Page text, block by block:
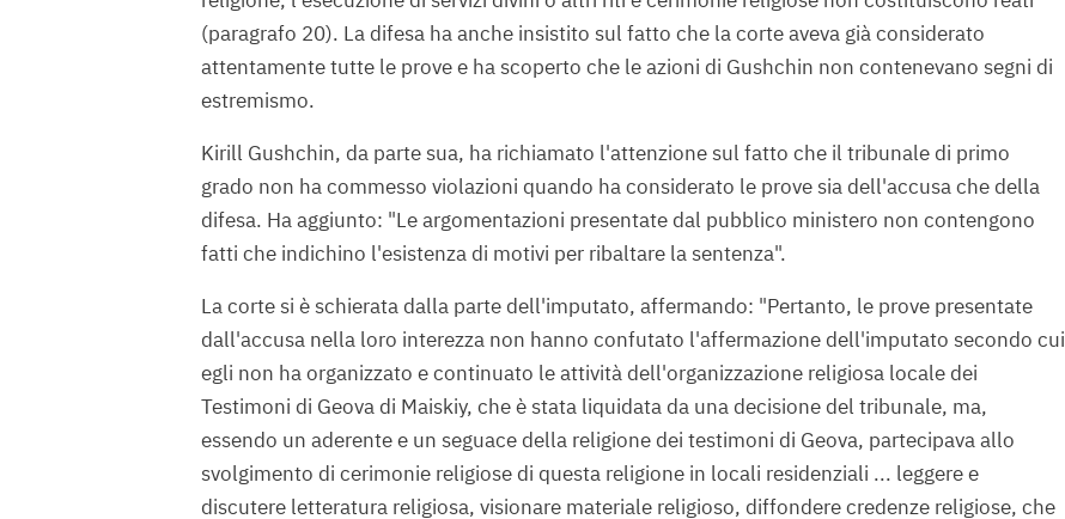
(paragrafo 20). La difesa ha anche insistito sul fatto che la corte aveva già considerato
attentamente tutte le prove e ha scoperto che le azioni di Gushchin non contenevano segni di
estremismo.
Kirill Gushchin, da parte sua, ha richiamato l'attenzione sul fatto che il tribunale di primo
grado non ha commesso violazioni quando ha considerato le prove sia dell'accusa che della
difesa. Ha aggiunto: "Le argomentazioni presentate dal pubblico ministero non contengono
fatti che indichino l'esistenza di motivi per ribaltare la sentenza".
La corte si è schierata dalla parte dell'imputato, affermando: "Pertanto, le prove presentate
dall'accusa nella loro interezza non hanno confutato l'affermazione dell'imputato secondo cui
egli non ha organizzato e continuato le attività dell'organizzazione religiosa locale dei
Testimoni di Geova di Maiskiy, che è stata liquidata da una decisione del tribunale, ma,
essendo un aderente e un seguace della religione dei testimoni di Geova, partecipava allo
svolgimento di cerimonie religiose di questa religione in locali residenziali ... leggere e
discutere letteratura religiosa, visionare materiale religioso, diffondere credenze religiose, che